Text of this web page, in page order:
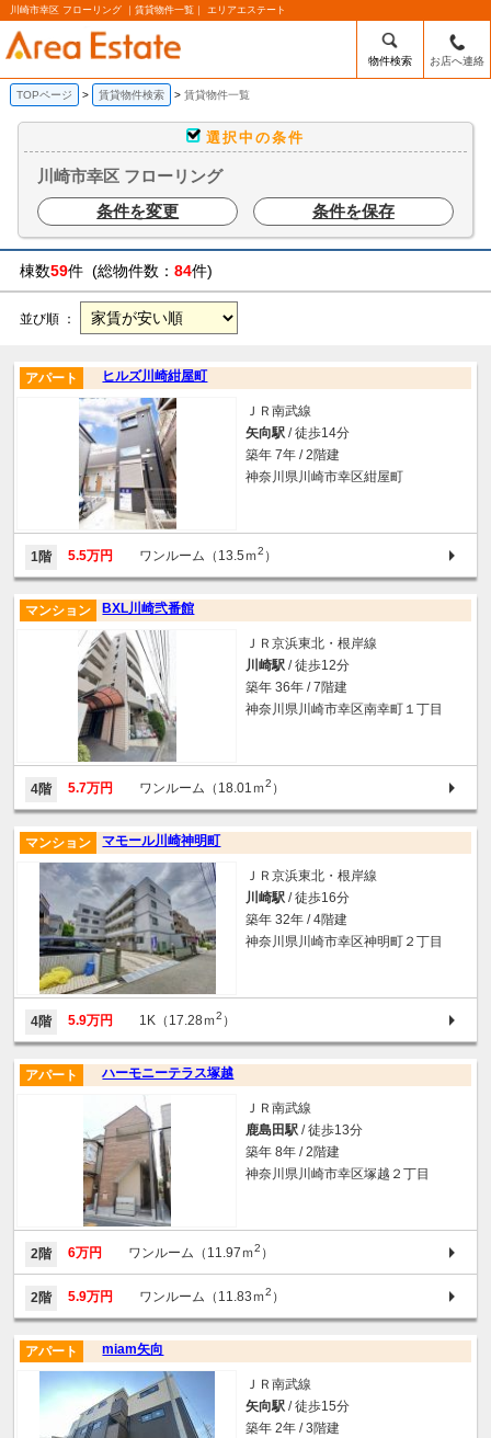
川崎市幸区 フローリング ｜賃貸物件一覧｜ エリアエステート
物件検索 お店へ連絡
TOPページ 賃貸物件検索 賃貸物件一覧
選択中の条件
川崎市幸区 フローリング
条件を変更
条件を保存
棟数59件 (総物件数： 84件)
並び順 ：
ヒルズ川崎紺屋町
アパート
ＪＲ南武線
矢向駅 / 徒歩14分
築年 7年 / 2階建
神奈川県川崎市幸区紺屋町
1階 5.5万円 ワンルーム（13.5ｍ2 ）
BXL川崎弐番館
マンション
ＪＲ京浜東北・根岸線
川崎駅 / 徒歩12分
築年 36年 / 7階建
神奈川県川崎市幸区南幸町１丁目
4階 5.7万円 ワンルーム（18.01ｍ2 ）
マモール川崎神明町
マンション
ＪＲ京浜東北・根岸線
川崎駅 / 徒歩16分
築年 32年 / 4階建
神奈川県川崎市幸区神明町２丁目
4階 5.9万円 1K（17.28ｍ2 ）
ハーモニーテラス塚越
アパート
ＪＲ南武線
鹿島田駅 / 徒歩13分
築年 8年 / 2階建
神奈川県川崎市幸区塚越２丁目
2階 6万円 ワンルーム（11.97ｍ2 ）
2階 5.9万円 ワンルーム（11.83ｍ2 ）
miam矢向
アパート
ＪＲ南武線
矢向駅 / 徒歩15分
築年 2年 / 3階建